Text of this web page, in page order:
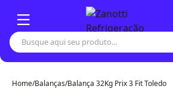
Home/Balanças/Balança 32Kg Prix 3 Fit Toledo